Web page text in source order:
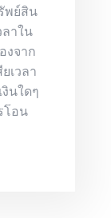
พย์สิน
ลาใน
งจาก
เวลา
นใดๆ
โอน